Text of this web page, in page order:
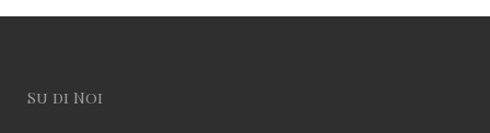
Su di Noi